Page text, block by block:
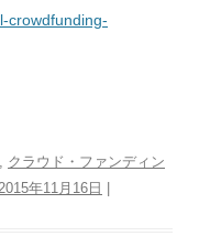
crowdfunding-
, クラウド・ファンディン
年11月16日